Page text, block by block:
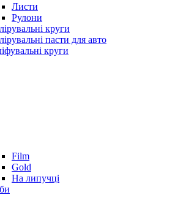
Листи
Рулони
круги
пасти для авто
круги
Film
Gold
На липучці